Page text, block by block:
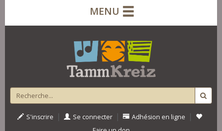
MENU
S'inscrire | Se connecter | Adhésion en ligne |